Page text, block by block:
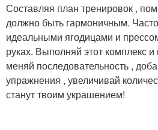
Составляя план тренировок ,
должно быть гармоничным.
идеальными ягодицами и
руках. Выполняй этот комплекс
меняй последовательность ,
упражнения , увеличивай
станут твоим украшением!